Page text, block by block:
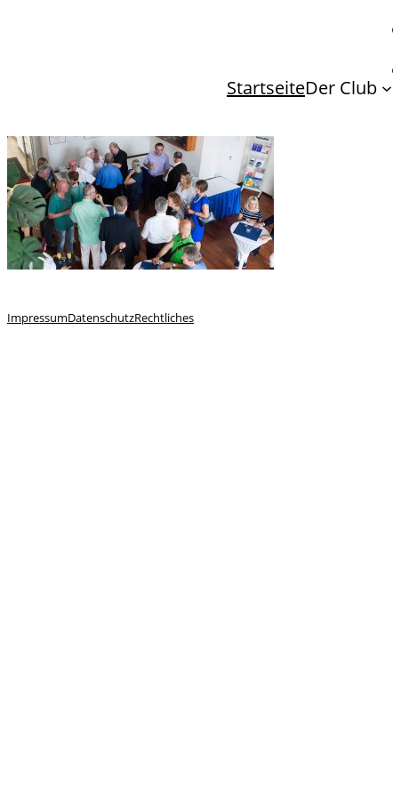
StartseiteDer Club
ImpressumDatenschutzRechtliches